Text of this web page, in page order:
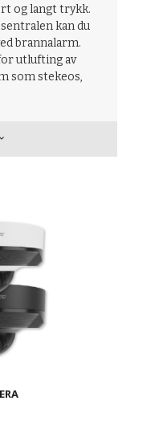
og langt trykk.
kan du
brannalarm.
utlufting av
som stekeos,